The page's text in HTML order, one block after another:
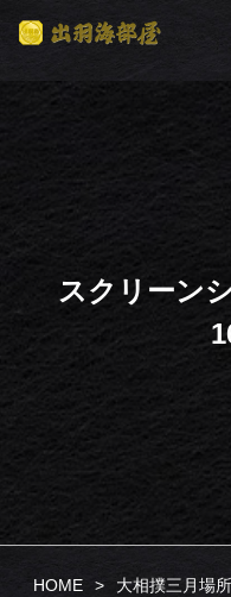
スクリーン
HOME
大相撲三月場